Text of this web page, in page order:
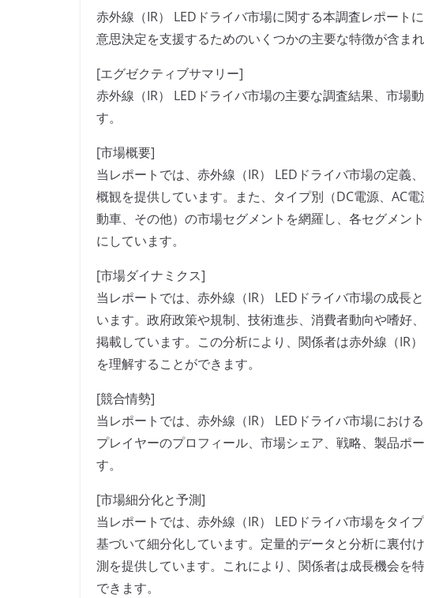
赤外線（IR） LEDドライバ市場に関する本調査レポート
意思決定を支援するためのいくつかの主要な特徴が含まれ
[エグゼクティブサマリー]
赤外線（IR） LEDドライバ市場の主要な調査結果、市場
す。
[市場概要]
当レポートでは、赤外線（IR） LEDドライバ市場の定義
概観を提供しています。また、タイプ別（DC電源、AC
動車、その他）の市場セグメントを網羅し、各セグメン
にしています。
[市場ダイナミクス]
当レポートでは、赤外線（IR） LEDドライバ市場の成長
います。政府政策や規制、技術進歩、消費者動向や嗜好
掲載しています。この分析により、関係者は赤外線（IR
を理解することができます。
[競合情勢]
当レポートでは、赤外線（IR） LEDドライバ市場におけ
プレイヤーのプロフィール、市場シェア、戦略、製品ポ
す。
[市場細分化と予測]
当レポートでは、赤外線（IR） LEDドライバ市場をタイ
基づいて細分化しています。定量的データと分析に裏付
測を提供しています。これにより、関係者は成長機会を
できます。